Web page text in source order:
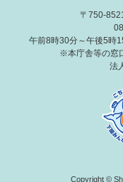
〒750-
午前8時30分～午後5時
※本庁舎等の窓
法
Copyright ©